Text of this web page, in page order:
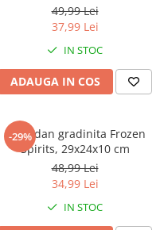
49,99 Lei
37,99 Lei
IN STOC
ADAUGA IN COS
-29%
Ghiozdan gradinita Frozen
Spirits, 29x24x10 cm
48,99 Lei
34,99 Lei
IN STOC